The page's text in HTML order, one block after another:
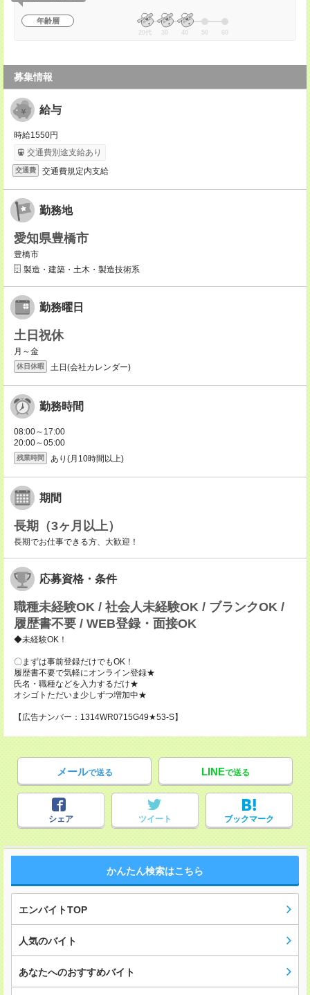
年齢層
20代 30 40 50 60
募集情報
給与
時給1550円
交通費別途支給あり
交通費 交通費規定内支給
勤務地
愛知県豊橋市
豊橋市
製造・建築・土木・製造技術系
勤務曜日
土日祝休
月～金
休日休暇 土日(会社カレンダー)
勤務時間
08:00～17:00
20:00～05:00
残業時間 あり(月10時間以上)
期間
長期（3ヶ月以上）
長期でお仕事できる方、大歓迎！
応募資格・条件
職種未経験OK / 社会人未経験OK / ブランクOK /
履歴書不要 / WEB登録・面接OK
◆未経験OK！
〇まずは事前登録だけでもOK！
履歴書不要で気軽にオンライン登録★
氏名・職種などを入力するだけ★
オシゴトただいま少しずつ増加中★
【広告ナンバー：1314WR0715G49★53-S】
メールで送る LINEで送る
シェア ツイート ブックマーク
かんたん検索はこちら
エンバイトTOP
人気のバイト
あなたへのおすすめバイト